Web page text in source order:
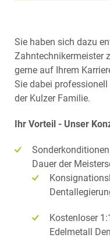
Sie haben sich dazu
Zahntechnikermeister
gerne auf Ihrem
Sie dabei professionell
der Kulzer Familie.
Ihr Vorteil - Unser
Dauer der
Kostenloser
Edelmetall